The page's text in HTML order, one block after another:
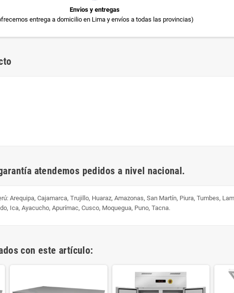
Envios y entregas
entrega a domicilio en Lima y envíos a todas las provincias)
atendemos pedidos a nivel nacional.
Arequipa, Cajamarca, Trujillo, Huaraz, Amazonas, San Martín, Piura, Tumbes,
Ica, Ayacucho, Apurímac, Cusco, Moquegua, Puno, Tacna.
con este artículo: